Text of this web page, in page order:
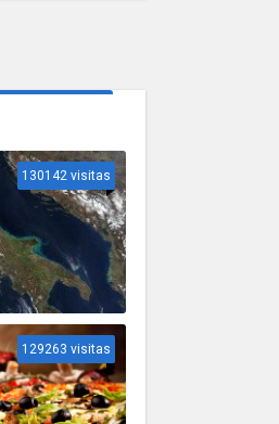
130142 visitas
129263 visitas